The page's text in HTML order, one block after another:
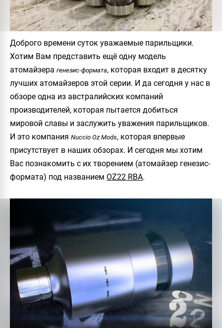
Доброго времени суток уважаемые парильщики.
Хотим Вам представить ещё одну модель
атомайзера генезис-формата, которая входит в десятку
лучших атомайзеров этой серии. И да сегодня у нас в
обзоре одна из австралийских компаний
производителей, которая пытается добиться
мировой славы и заслужить уважения парильщиков.
И это компания Nuccio Oz Mods, которая впервые
присутствует в наших обзорах. И сегодня мы хотим
Вас познакомить с их творением (атомайзер генезис-
формата) под названием OZ22 RBA.